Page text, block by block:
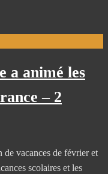
a animé les
– 2
de vacances de février et
scolaires et les